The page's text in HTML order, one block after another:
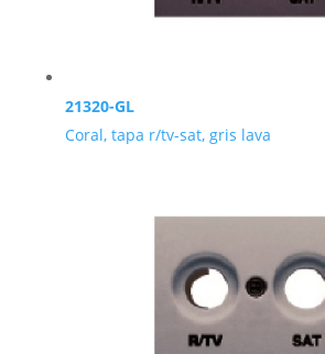
21320-GL
Coral, tapa r/tv-sat, gris lava